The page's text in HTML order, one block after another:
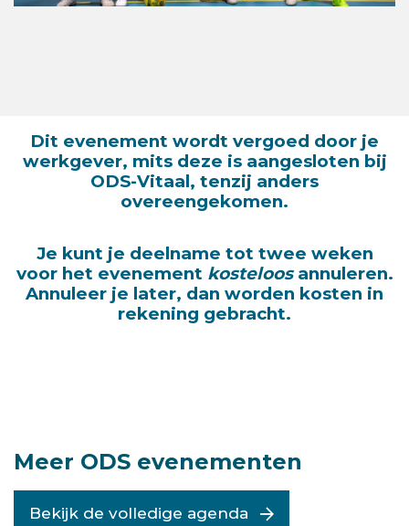
Dit evenement wordt vergoed door je
werkgever, mits deze is aangesloten bij
ODS-Vitaal, tenzij anders
overeengekomen.
Je kunt je deelname tot twee weken
voor het evenement kosteloosannuleren.
Annuleer je later, dan worden kosten in
rekening gebracht.
Meer ODS evenementen
Bekijk de volledige agenda